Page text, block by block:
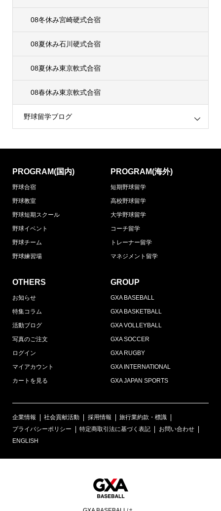
08冬休み宮崎硬式合宿
08夏休み石川硬式合宿
08夏休み東京軟式合宿
08春休み東京軟式合宿
野球留学ブログ
PROGRAM(国内)
野球合宿
野球教室
野球短期スクール
野球イベント
野球チーム
野球練習場
PROGRAM(海外)
短期野球留学
高校野球留学
大学野球留学
コーチ留学
トレーナー留学
マネジメント留学
OTHERS
お知らせ
特集コラム
活動ブログ
写真のご注文
ログイン
マイアカウント
カートを見る
GROUP
GXA BASEBALL
GXA BASKETBALL
GXA VOLLEYBALL
GXA SOCCER
GXA RUGBY
GXA INTERNATIONAL
GXA JAPAN SPORTS
企業情報 社会貢献活動 採用情報
旅行業約款・標識
プライバシーポリシー
特定商取引法に基づく表記
お問い合わせ
ENGLISH